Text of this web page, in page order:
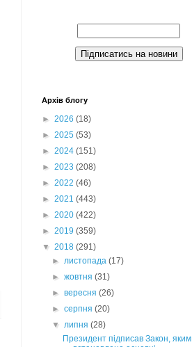
Архів блогу
► 2026 (18)
► 2025 (53)
► 2024 (151)
► 2023 (208)
► 2022 (46)
► 2021 (443)
► 2020 (422)
► 2019 (359)
▼ 2018 (291)
►листопада(17)
►жовтня(31)
►вересня(26)
►серпня(20)
▼липня(28)
Президент підписав Закон, яким